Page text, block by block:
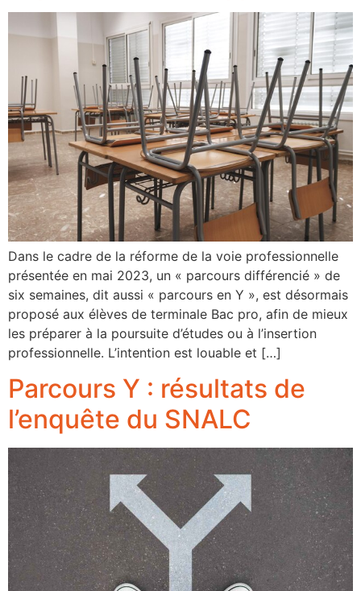
Dans le cadre de la réforme de la voie professionnelle
présentée en mai 2023, un « parcours différencié » de
six semaines, dit aussi « parcours en Y », est désormais
proposé aux élèves de terminale Bac pro, afin de mieux
les préparer à la poursuite d’études ou à l’insertion
professionnelle. L’intention est louable et […]
Parcours Y : résultats de
l’enquête du SNALC